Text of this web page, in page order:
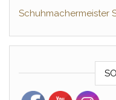
Schuhmachermeister